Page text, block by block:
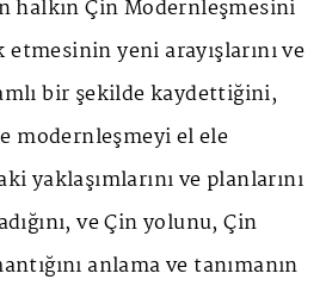
Çin Modernleşmesini
yeni arayışlarını ve
bir şekilde kaydettiğini,
modernleşmeyi el ele
yaklaşımlarını ve planlarını
ve Çin yolunu, Çin
anlama ve tanımanın